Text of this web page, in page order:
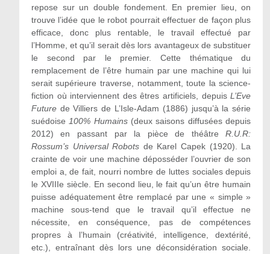
repose sur un double fondement. En premier lieu, on
trouve l’idée que le robot pourrait effectuer de façon plus
efficace, donc plus rentable, le travail effectué par
l’Homme, et qu’il serait dès lors avantageux de substituer
le second par le premier. Cette thématique du
remplacement de l’être humain par une machine qui lui
serait supérieure traverse, notamment, toute la science-
fiction où interviennent des êtres artificiels, depuisL’Eve
Future de Villiers de L’Isle-Adam (1886) jusqu’à la série
suédoise 100% Humains (deux saisons diffusées depuis
2012) en passant par la pièce de théâtreR.U.R:
Rossum’s Universal Robots de Karel Capek (1920). La
crainte de voir une machine déposséder l’ouvrier de son
emploi a, de fait, nourri nombre de luttes sociales depuis
le XVIIIe siècle. En second lieu, le fait qu’un être humain
puisse adéquatement être remplacé par une « simple »
machine sous-tend que le travail qu’il effectue ne
nécessite, en conséquence, pas de compétences
propres à l’humain (créativité, intelligence, dextérité,
etc.), entraînant dès lors une déconsidération sociale.